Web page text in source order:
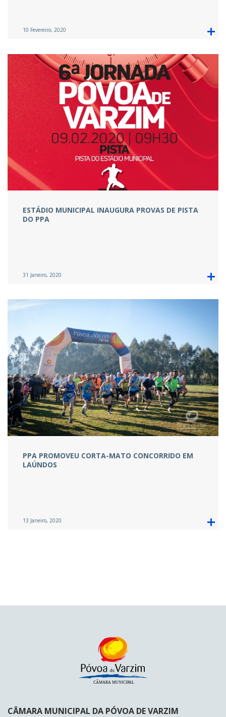
10 Fevereiro, 2020
ESTÁDIO MUNICIPAL INAUGURA PROVAS DE PISTA
DO PPA
31 Janeiro, 2020
PPA PROMOVEU CORTA-MATO CONCORRIDO EM
LAÚNDOS
13 Janeiro, 2020
CÂMARA MUNICIPAL DA PÓVOA DE VARZIM